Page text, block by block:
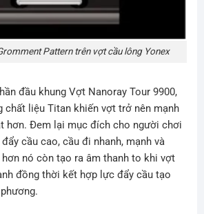
Pattern trên vợt cầu lông Yonex
đầu khung Vợt Nanoray Tour 9900,
chất liệu Titan khiến vợt trở nên mạnh
hơn. Đem lại mục đích cho người chơi
cầu cao, cầu đi nhanh, mạnh và
nó còn tạo ra âm thanh to khi vợt
đồng thời kết hợp lực đẩy cầu tạo